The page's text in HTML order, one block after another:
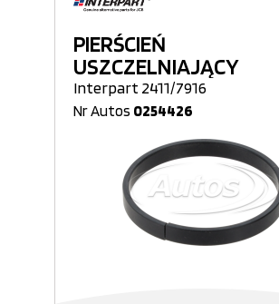
PIERŚCIEŃ
USZCZELNIAJĄCY
Interpart 2411/7916
Nr Autos 0254426